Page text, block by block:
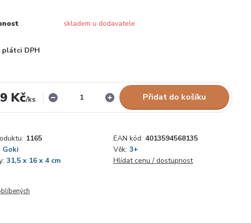
skladem u dodavatele
plátci DPH
Kč/ks Přidat do košíku
1165 EAN kód: 4013594568135
Goki Věk: 3+
31,5 x 16 x 4 cm Hlídat cenu / dostupnost